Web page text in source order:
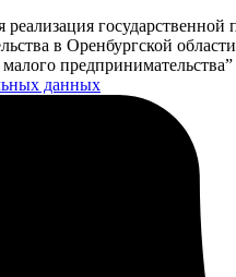
в Оренбургской
предпринимательства”
данных